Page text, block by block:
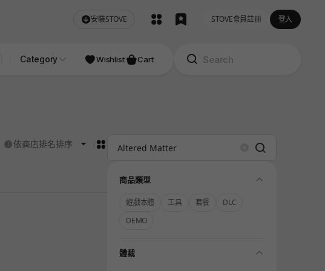
安裝STOVE STOVE會員註冊 登入
STOVE INDIE Studio
Category Wishlist Cart
도움말
依商店排名排序 카드형 ClearSearch
商品類型 folding
遊戲本體 工具 套餐
DLC
DEMO
體裁 folding